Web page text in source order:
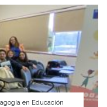
en Educación